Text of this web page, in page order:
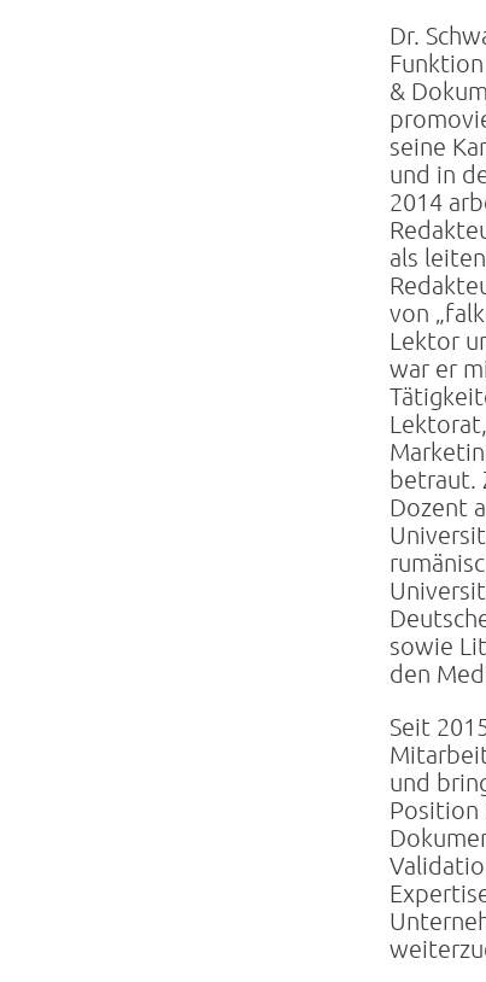
Dr.
&
seine
und in
2014
als
von
Lektor
war er
betraut.
Dozent
sowie
den
Seit
und
Position